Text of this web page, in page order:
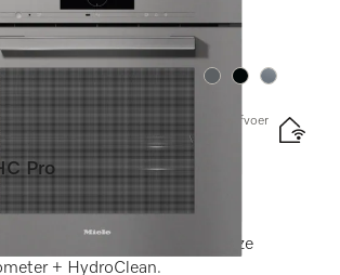
Kleur:Kleur:Kleur:
aansluiting voor vers water en waterafvoer
Pro
op 5
bakken, braden met draadloze
+ HydroClean.